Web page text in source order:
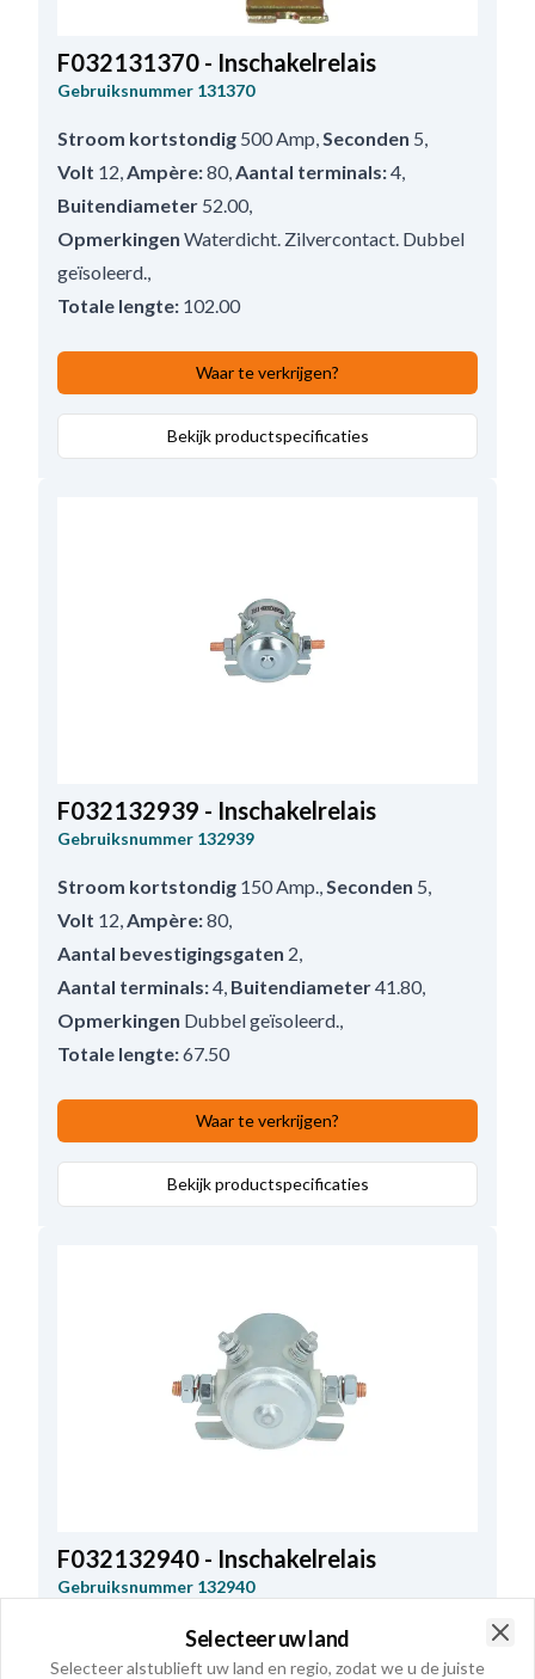
F032131370 - Inschakelrelais
Gebruiksnummer 131370
Stroom kortstondig 500 Amp,Seconden 5,
Volt 12,Ampère:80,Aantal terminals:4,
Buitendiameter 52.00,
Opmerkingen Waterdicht. Zilvercontact. Dubbel
geïsoleerd.,
Totale lengte: 102.00
Waar te verkrijgen?
Bekijk productspecificaties
F032132939 - Inschakelrelais
Gebruiksnummer 132939
Stroom kortstondig 150 Amp.,Seconden 5,
Volt 12,Ampère:80,
Aantal bevestigingsgaten 2,
Aantal terminals:4, Buitendiameter41.80,
Opmerkingen Dubbel geïsoleerd.,
Totale lengte:67.50
Waar te verkrijgen?
Bekijk productspecificaties
F032132940 - Inschakelrelais
Gebruiksnummer 132940
Stroom kortstondig100 Amp.,Seconden
Volt24,Ampère: 60,
Selecteer uw land
Selecteer alstublieft uw land en regio, zodat we u de juiste